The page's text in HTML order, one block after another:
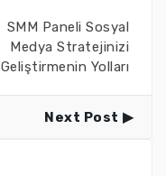
SMM Paneli Sosyal
Medya Stratejinizi
Geliştirmenin Yolları
Next Post